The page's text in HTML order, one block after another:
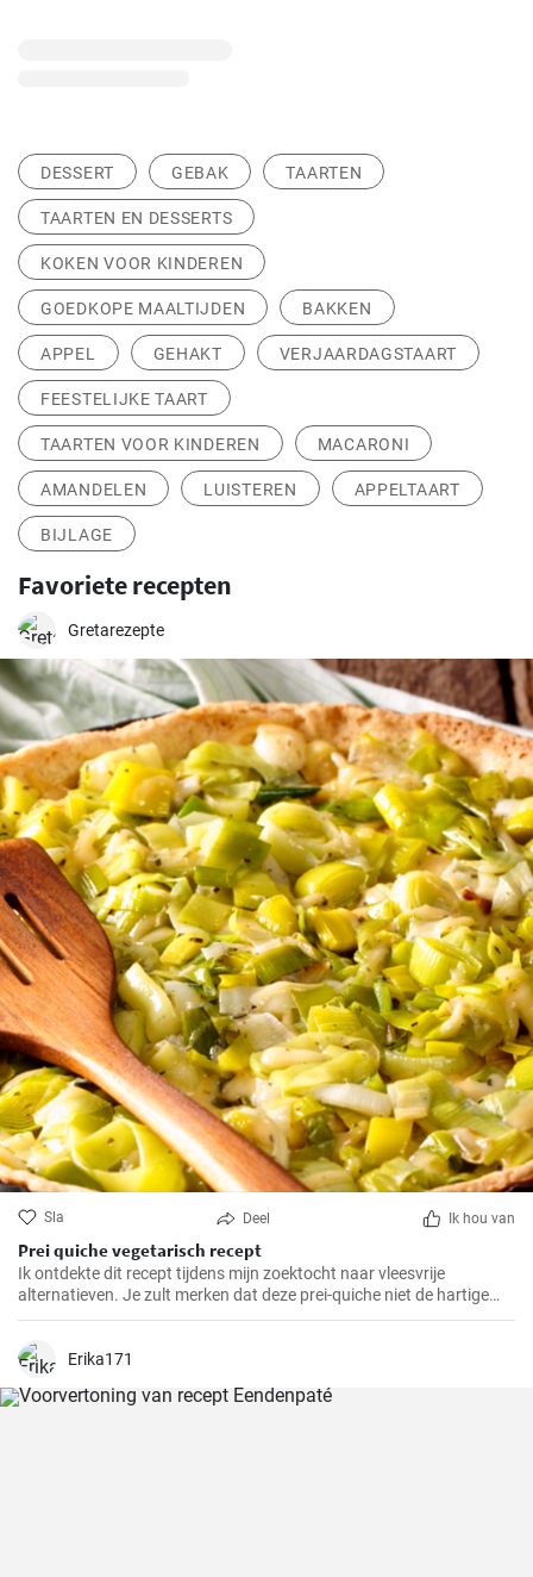
DESSERT GEBAK TAARTEN
TAARTEN EN DESSERTS
KOKEN VOOR KINDEREN
GOEDKOPE MAALTIJDEN BAKKEN
APPEL GEHAKT VERJAARDAGSTAART
FEESTELIJKE TAART
TAARTEN VOOR KINDEREN MACARONI
AMANDELEN LUISTEREN APPELTAART
BIJLAGE
Favoriete recepten
Gretarezepte
Sla Deel Ik hou van
Prei quiche vegetarisch recept
Ik ontdekte dit recept tijdens mijn zoektocht naar vleesvrije
alternatieven. Je zult merken dat deze prei-quiche niet de hartige
smaak mist van versies met vlees. Het is makkelijk te maken en
tevoren klaar te maken. Daarom is dit recept al jaren een van mijn
Erika171